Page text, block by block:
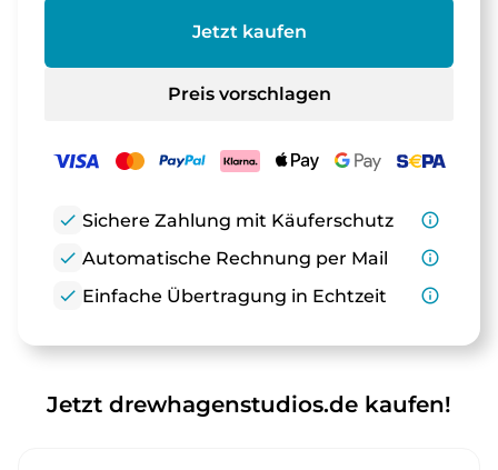
Jetzt kaufen
Preis vorschlagen
check Sichere Zahlung mit Käuferschutz
info_outline
check Automatische Rechnung per Mail
info_outline
check Einfache Übertragung in Echtzeit info_outline
Jetzt drewhagenstudios.de kaufen!